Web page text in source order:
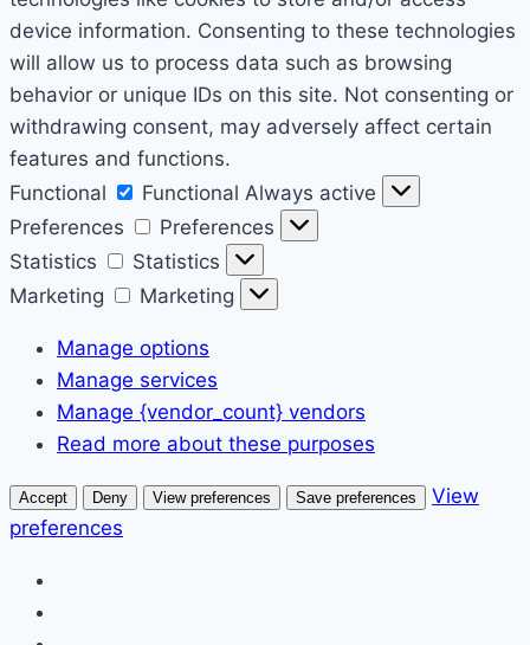
device information. Consenting to these technologies
will allow us to process data such as browsing
behavior or unique IDs on this site. Not consenting or
withdrawing consent, may adversely affect certain
features and functions.
Functional
Functional Always active
Preferences
Preferences
Statistics
Statistics
Marketing
Marketing
Manage options
Manage services
Manage {vendor_count} vendors
Read more about these purposes
Accept Deny View preferences Save preferences
View
preferences